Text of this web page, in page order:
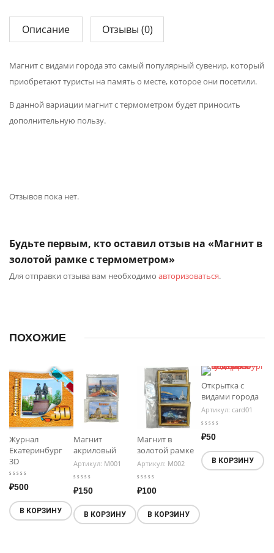
Описание Отзывы (0)
Магнит с видами города это самый популярный сувенир, который
приобретают туристы на память о месте, которое они посетили.
В данной вариации магнит с термометром будет приносить
дополнительную пользу.
Отзывов пока нет.
Будьте первым, кто оставил отзыв на «Магнит в
золотой рамке с термометром»
Для отправки отзыва вам необходимо авторизоваться.
ПОХОЖИЕ
Журнал
Екатеринбург
3D
₽500
В КОРЗИНУ
Магнит
акриловый
Артикул: М001
₽150
В КОРЗИНУ
Магнит в
золотой рамке
Артикул: М002
₽100
В КОРЗИНУ
Открытка с
видами города
Артикул: card01
₽50
В КОРЗИНУ